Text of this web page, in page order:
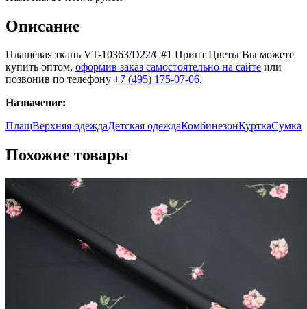
Описание
Плащёвая ткань VT-10363/D22/C#1 Принт Цветы Вы можете
купить оптом, оформив заказ самостоятельно на сайте или
позвонив по телефону +7 (495) 175-07-06.
Назначение:
ПлащВерхняя одеждаДетская одеждаКомбинезонКурткаСумка
Похожие товары